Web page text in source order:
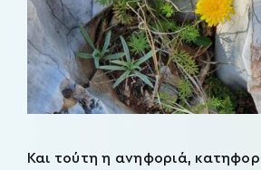
Home
MetaMathesis
Και τούτη η ανηφοριά,